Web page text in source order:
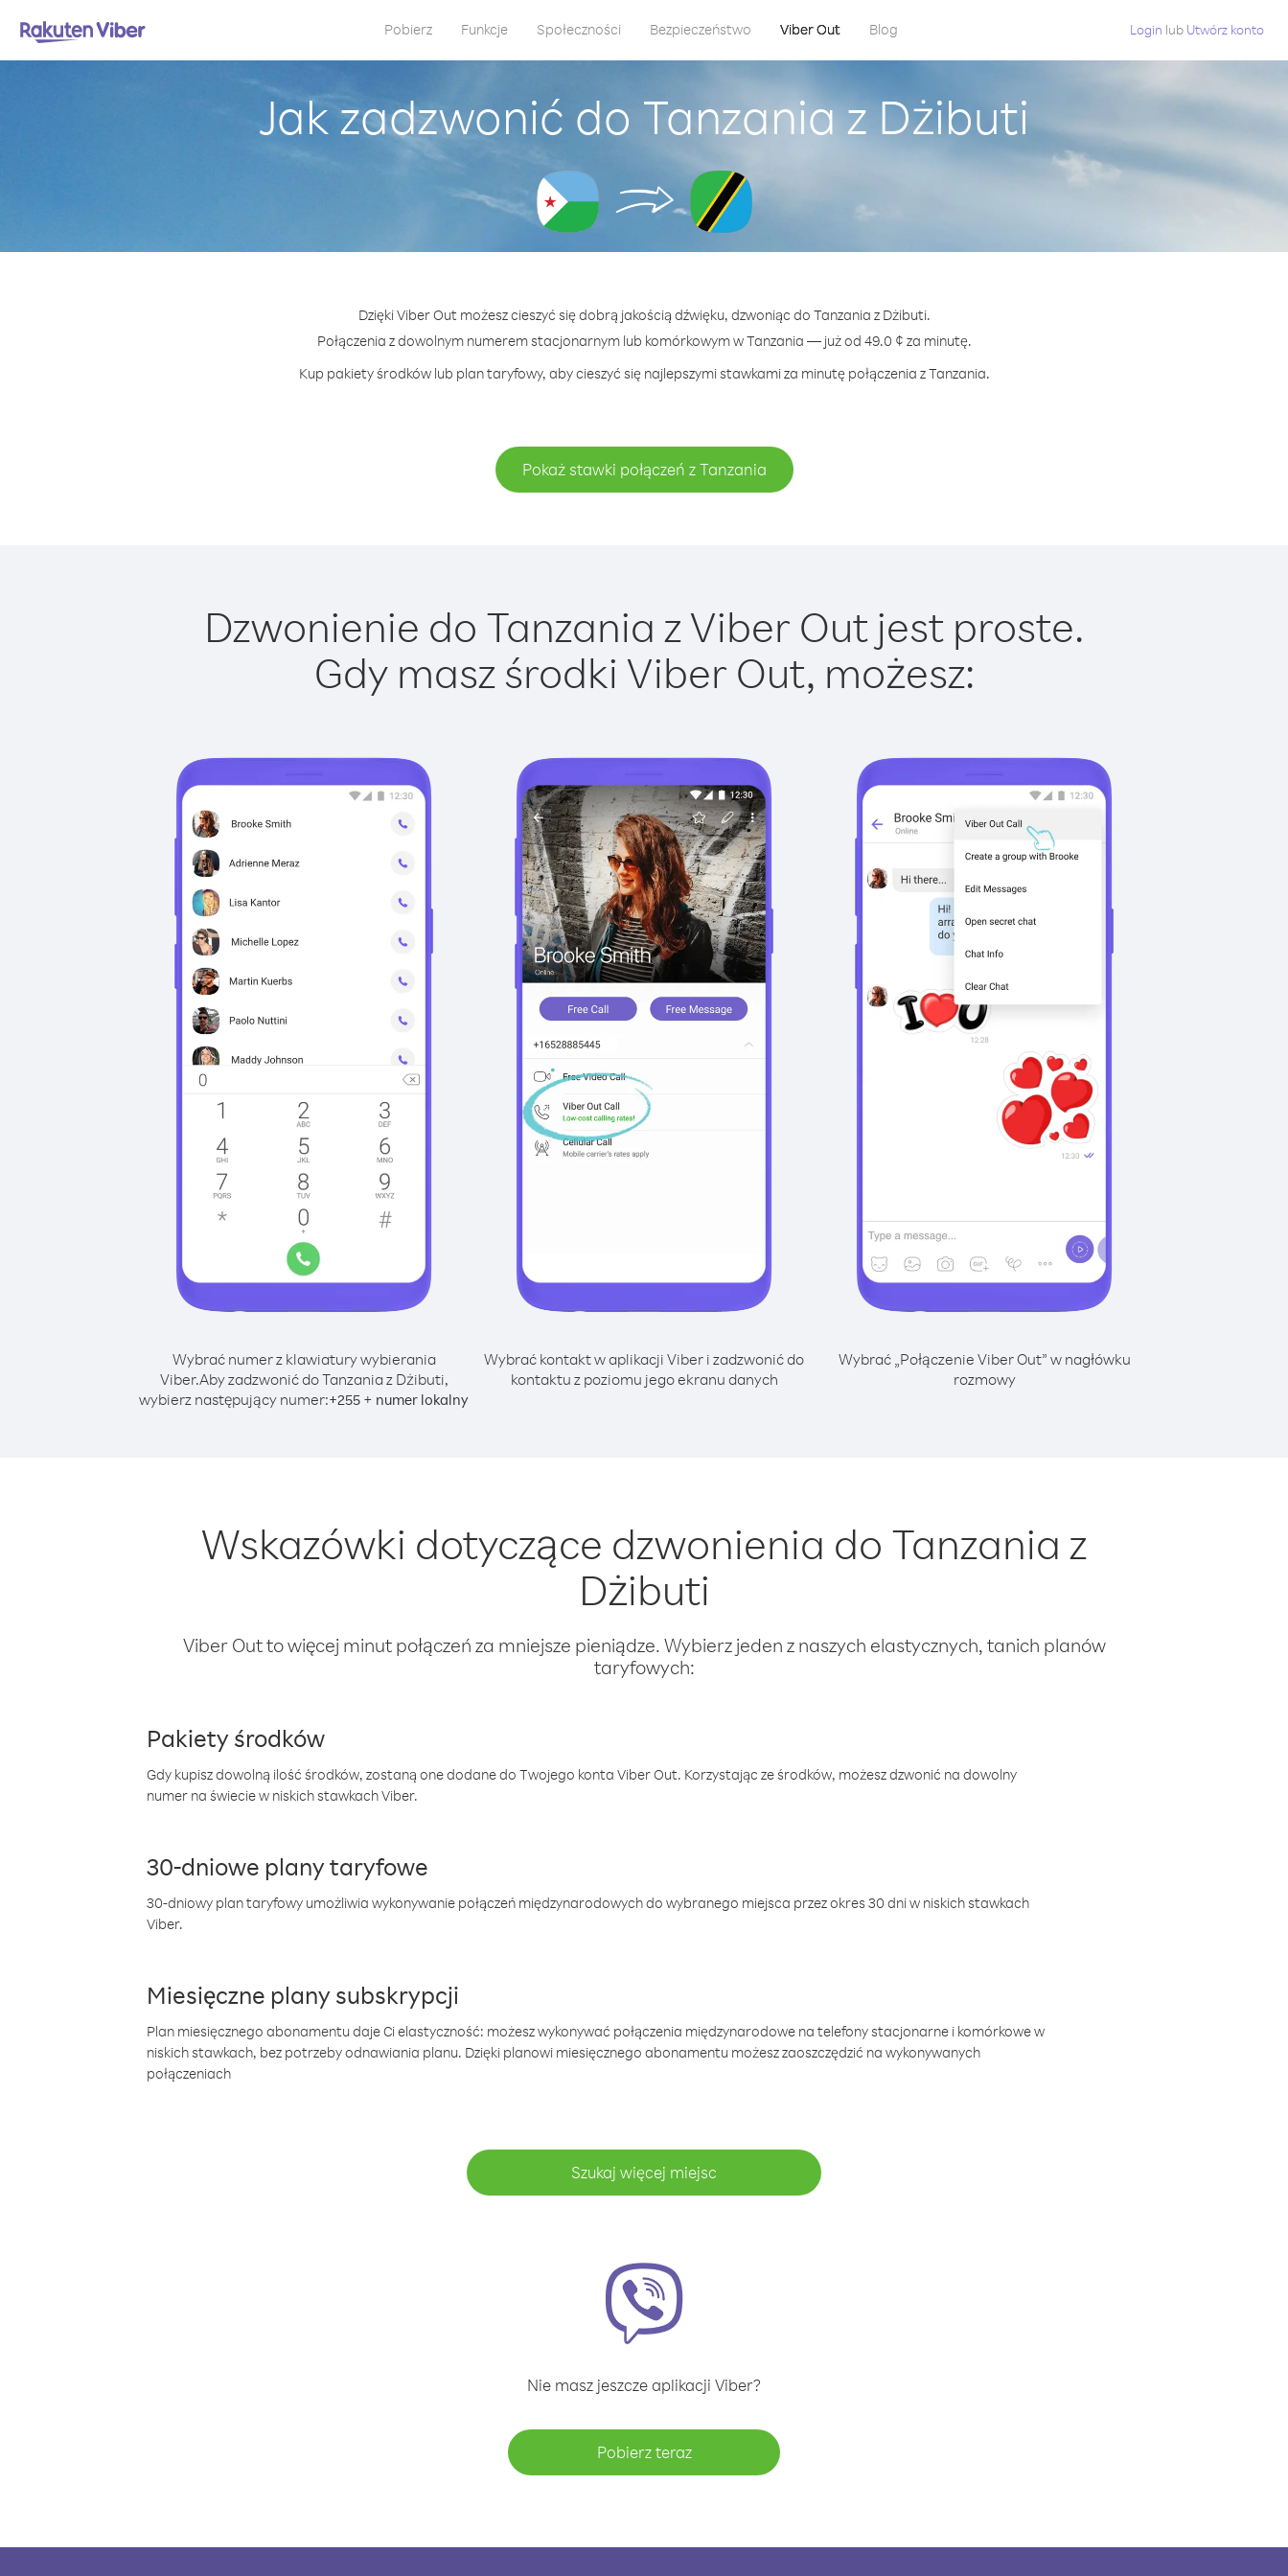
Pobierz Funkcje Społeczności Bezpieczeństwo Viber Out Blog Login lub Utwórz konto
Jak zadzwonić do Tanzania z Dżibuti
Dzięki Viber Out możesz cieszyć się dobrą jakością dźwięku, dzwoniąc do Tanzania z Dżibuti.
Połączenia z dowolnym numerem stacjonarnym lub komórkowym w Tanzania — już od 49.0 ¢ za minutę.
Kup pakiety środków lub plan taryfowy, aby cieszyć się najlepszymi stawkami za minutę połączenia z Tanzania.
Pokaż stawki połączeń z Tanzania
Dzwonienie do Tanzania z Viber Out jest proste.
Gdy masz środki Viber Out, możesz:
Wybrać numer z klawiatury wybierania
Viber.Aby zadzwonić do Tanzania z Dżibuti,
wybierz następujący numer:+255 + numer lokalny
Wybrać kontakt w aplikacji Viber i zadzwonić do
kontaktu z poziomu jego ekranu danych
Wybrać „Połączenie Viber Out” w nagłówku
rozmowy
Wskazówki dotyczące dzwonienia do Tanzania z
Dżibuti
Viber Out to więcej minut połączeń za mniejsze pieniądze. Wybierz jeden z naszych elastycznych, tanich planów
taryfowych:
Pakiety środków
Gdy kupisz dowolną ilość środków, zostaną one dodane do Twojego konta Viber Out. Korzystając ze środków, możesz dzwonić na dowolny
numer na świecie w niskich stawkach Viber.
30-dniowe plany taryfowe
30-dniowy plan taryfowy umożliwia wykonywanie połączeń międzynarodowych do wybranego miejsca przez okres 30 dni w niskich stawkach
Viber.
Miesięczne plany subskrypcji
Plan miesięcznego abonamentu daje Ci elastyczność: możesz wykonywać połączenia międzynarodowe na telefony stacjonarne i komórkowe w
niskich stawkach, bez potrzeby odnawiania planu. Dzięki planowi miesięcznego abonamentu możesz zaoszczędzić na wykonywanych
połączeniach
Szukaj więcej miejsc
Nie masz jeszcze aplikacji Viber?
Pobierz teraz